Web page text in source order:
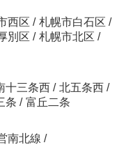
西区 / 札幌市白石区 /
別区 / 札幌市北区 /
十三条西 / 北五条西 /
条 / 富丘二条
南北線 /